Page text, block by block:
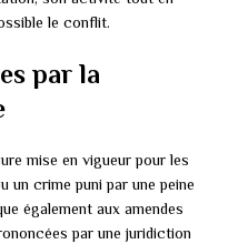
le conflit.
par la
mise en vigueur pour les
un crime puni par une peine
également aux amendes
par une juridiction